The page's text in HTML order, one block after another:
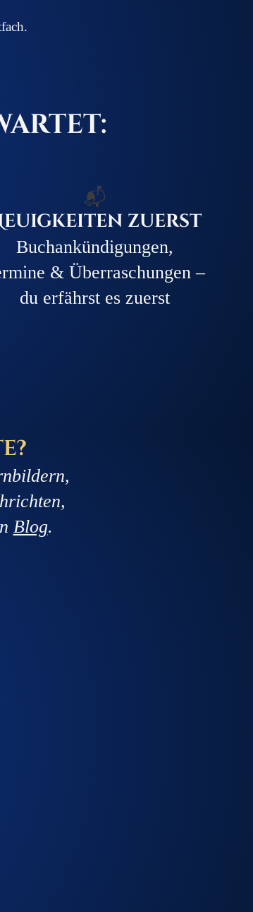
📬
zuerst
Buchankündigungen,
& Überraschungen –
du erfährst es zuerst
Blog.